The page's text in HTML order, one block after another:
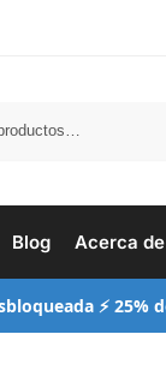
Blog Acerca de
⚡ 25%